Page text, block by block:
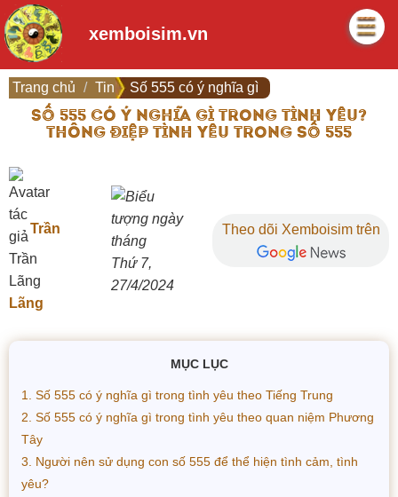
xemboisim.vn
Trang chủ Tin Số 555 có ý nghĩa gì
SỐ 555 CÓ Ý NGHĨA GÌ TRONG TÌNH YÊU?
THÔNG ĐIỆP TÌNH YÊU TRONG SỐ 555
Trần
Lãng
Thứ 7,
27/4/2024
Theo dõi Xemboisim trên
MỤC LỤC
1. Số 555 có ý nghĩa gì trong tình yêu theo Tiếng Trung
2. Số 555 có ý nghĩa gì trong tình yêu theo quan niệm Phương
Tây
3. Người nên sử dụng con số 555 để thể hiện tình cảm, tình
yêu?